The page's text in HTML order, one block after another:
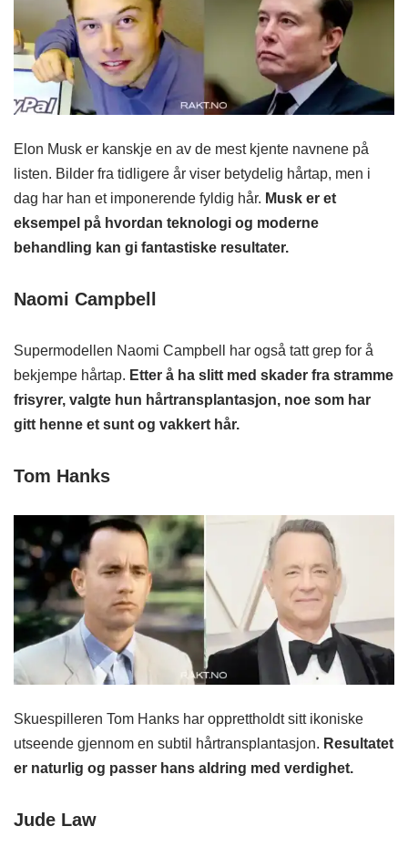
Elon Musk er kanskje en av de mest kjente navnene på
listen. Bilder fra tidligere år viser betydelig hårtap, men i
dag har han et imponerende fyldig hår. Musk er et
eksempel på hvordan teknologi og moderne
behandling kan gi fantastiske resultater.
Naomi Campbell
Supermodellen Naomi Campbell har også tatt grep for å
bekjempe hårtap. Etter å ha slitt med skader fra stramme
frisyrer, valgte hun hårtransplantasjon, noe som har
gitt henne et sunt og vakkert hår.
Tom Hanks
Skuespilleren Tom Hanks har opprettholdt sitt ikoniske
utseende gjennom en subtil hårtransplantasjon. Resultatet
er naturlig og passer hans aldring med verdighet.
Jude Law